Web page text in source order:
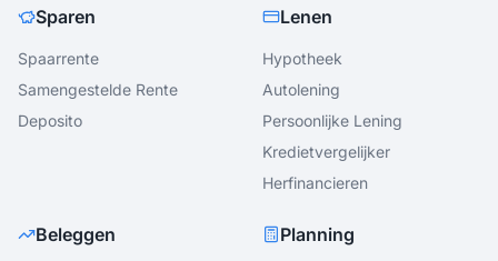
Sparen
Spaarrente
Samengestelde Rente
Deposito
Lenen
Hypotheek
Autolening
Persoonlijke Lening
Kredietvergelijker
Herfinancieren
Beleggen Planning